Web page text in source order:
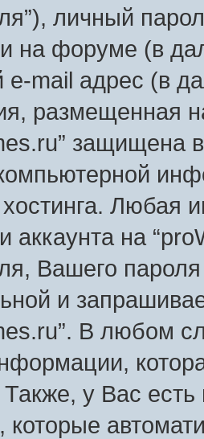
личный
на форуме (в
e-mail адрес (в
размещенная
защищена
хостинга.
аккаунта на
Вашего
и
В любом
у Вас есть